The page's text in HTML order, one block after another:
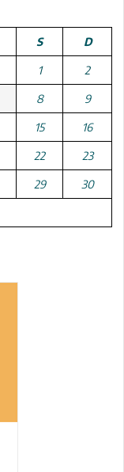
S D
1 2
8 9
15 16
22 23
29 30